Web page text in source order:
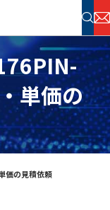
検索
単価の
価の見積依頼